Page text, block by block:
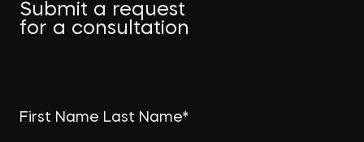
Submit a request
for a consultation